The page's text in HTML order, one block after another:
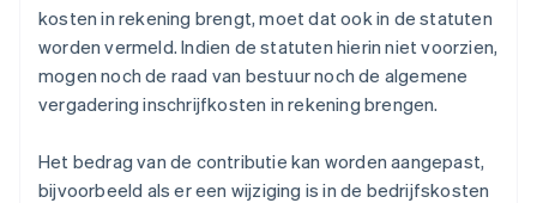
kosten in rekening brengt, moet dat ook in de statuten
worden vermeld. Indien de statuten hierin niet voorzien,
mogen noch de raad van bestuur noch de algemene
vergadering inschrijfkosten in rekening brengen.
Het bedrag van de contributie kan worden aangepast,
bijvoorbeeld als er een wijziging is in de bedrijfskosten